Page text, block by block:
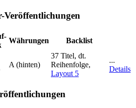
Veröffentlichungen
Währungen Backlist
A (hinten)
37 Titel, dt.
Reihenfolge,
Layout 5
...
Details